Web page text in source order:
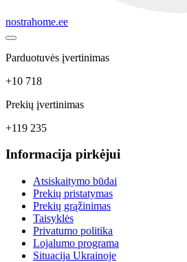
nostrahome.ee
Parduotuvės įvertinimas
+10 718
Prekių įvertinimas
+119 235
Informacija pirkėjui
Atsiskaitymo būdai
Prekių pristatymas
Prekių grąžinimas
Taisyklės
Privatumo politika
Lojalumo programa
Situacija Ukrainoje